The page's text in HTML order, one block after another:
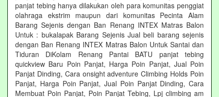
panjat tebing hanya dilakukan oleh para komunitas penggiat
olahraga ekstrim maupun dari komunitas Pecinta Alam
Barang Sejenis dengan Ban Renang INTEX Matras Balon
Untuk : bukalapak Barang Sejenis Jual beli barang sejenis
dengan Ban Renang INTEX Matras Balon Untuk Santai dan
Tiduran DiKolam Renang Pantai BATU panjat tebing
quickview Baru Poin Panjat, Harga Poin Panjat, Jual Poin
Panjat Dinding, Cara onsight adventure Climbing Holds Poin
Panjat, Harga Poin Panjat, Jual Poin Panjat Dinding, Cara
Membuat Poin Panjat, Poin Panjat Tebing, Lpj climbing am